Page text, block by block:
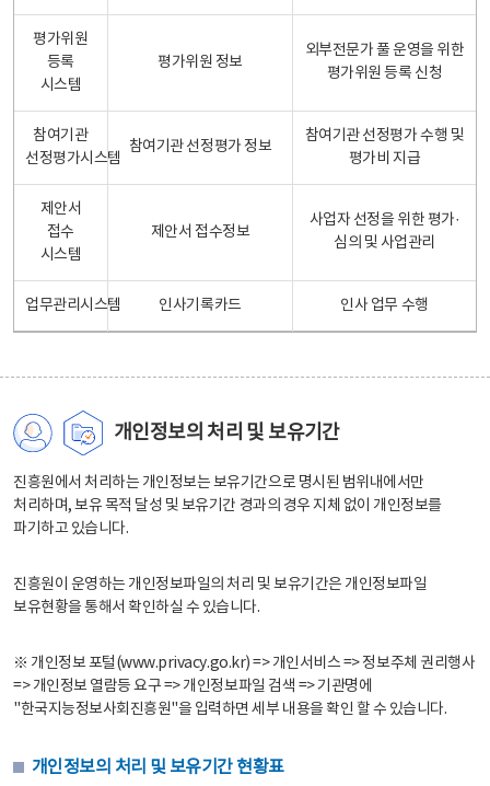
평가위원
등록
시스템
평가위원 정보
외부전문가 풀 운영을 위한
평가위원 등록 신청
참여기관
선정평가시스템
참여기관 선정평가 정보
참여기관 선정평가 수행 및
평가비 지급
제안서
접수
시스템
제안서 접수정보
사업자 선정을 위한 평가·
심의 및 사업관리
업무관리시스템 인사기록카드 인사 업무 수행
개인정보의 처리 및 보유기간
진흥원에서 처리하는 개인정보는 보유기간으로 명시된 범위내에서만
처리하며, 보유 목적 달성 및 보유기간 경과의 경우 지체 없이 개인정보를
파기하고 있습니다.
진흥원이 운영하는 개인정보파일의 처리 및 보유기간은 개인정보파일
보유현황을 통해서 확인하실 수 있습니다.
※ 개인정보 포털(www.privacy.go.kr) => 개인서비스 => 정보주체 권리행사
=> 개인정보 열람등 요구 => 개인정보파일 검색 => 기관명에
"한국지능정보사회진흥원"을 입력하면 세부 내용을 확인 할 수 있습니다.
개인정보의 처리 및 보유기간 현황표